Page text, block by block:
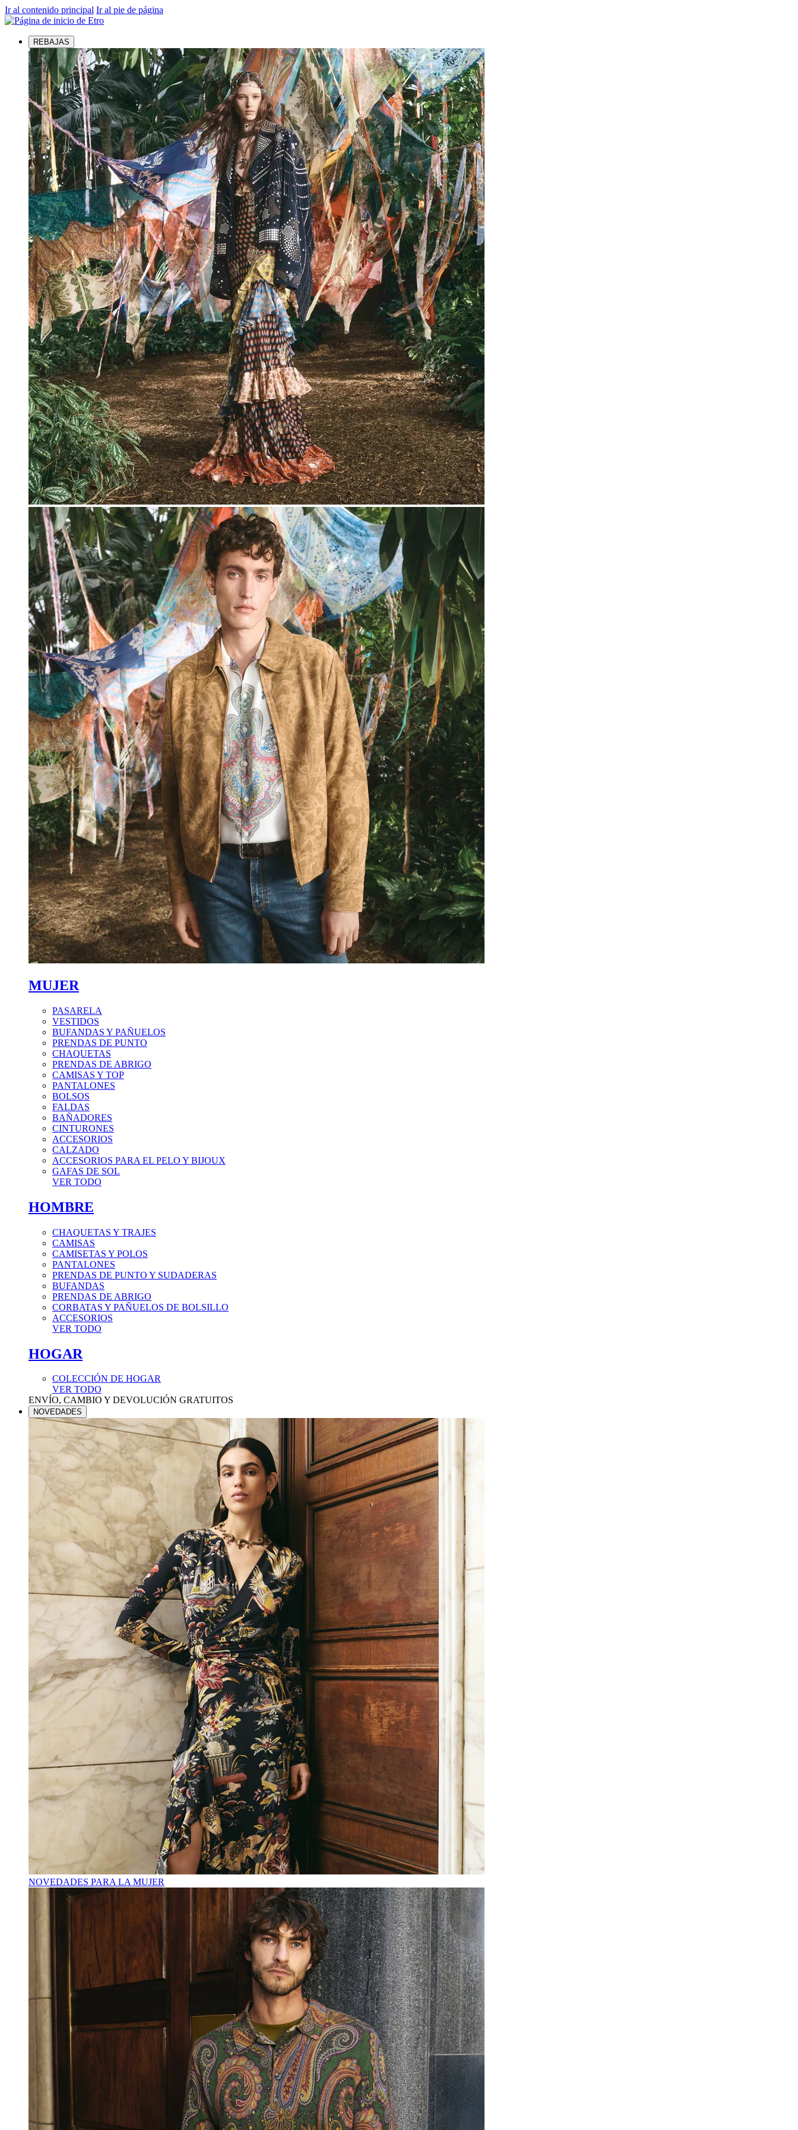
Ir al contenido principal Ir al pie de página
REBAJAS
MUJER
PASARELA
VESTIDOS
BUFANDAS Y PAÑUELOS
PRENDAS DE PUNTO
CHAQUETAS
PRENDAS DE ABRIGO
CAMISAS Y TOP
PANTALONES
BOLSOS
FALDAS
BAÑADORES
CINTURONES
ACCESORIOS
CALZADO
ACCESORIOS PARA EL PELO Y BIJOUX
GAFAS DE SOL
VER TODO
HOMBRE
CHAQUETAS Y TRAJES
CAMISAS
CAMISETAS Y POLOS
PANTALONES
PRENDAS DE PUNTO Y SUDADERAS
BUFANDAS
PRENDAS DE ABRIGO
CORBATAS Y PAÑUELOS DE BOLSILLO
ACCESORIOS
VER TODO
HOGAR
COLECCIÓN DE HOGAR
VER TODO
ENVÍO, CAMBIO Y DEVOLUCIÓN GRATUITOS
NOVEDADES
NOVEDADES PARA LA MUJER